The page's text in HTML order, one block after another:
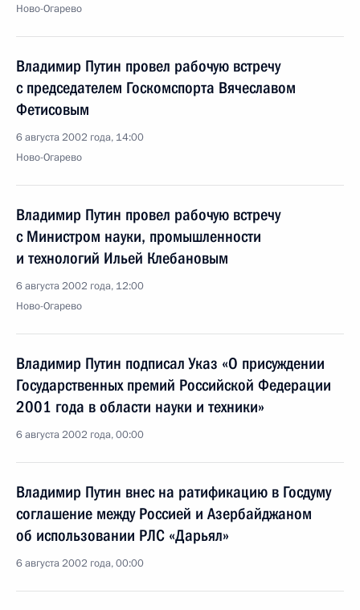
Ново-Огарево
Владимир Путин провел рабочую встречу
с председателем Госкомспорта Вячеславом
Фетисовым
6 августа 2002 года, 14:00
Ново-Огарево
Владимир Путин провел рабочую встречу
с Министром науки, промышленности
и технологий Ильей Клебановым
6 августа 2002 года, 12:00
Ново-Огарево
Владимир Путин подписал Указ «О присуждении
Государственных премий Российской Федерации
2001 года в области науки и техники»
6 августа 2002 года, 00:00
Владимир Путин внес на ратификацию в Госдуму
соглашение между Россией и Азербайджаном
об использовании РЛС «Дарьял»
6 августа 2002 года, 00:00